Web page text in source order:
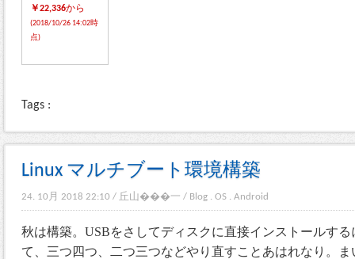
￥22,336から
(2018/10/26 14:02時
点)
Tags :
Linux マルチブート環境構築
24. 10月 2018 22:10 / 丘山���一 / Blog . OS . Android
秋は構築。USBをさしてディスクに直接インストールす
て、三つ四つ、二つ三つなどやり直すことあはれなり。